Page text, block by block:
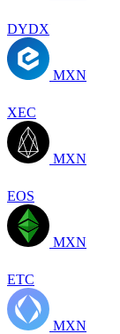
DYDX
MXN
XEC
MXN
EOS
MXN
ETC
MXN